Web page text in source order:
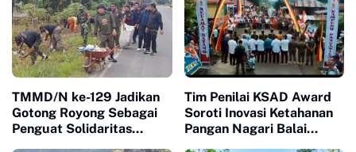
TMMD/N ke-129 Jadikan
Gotong Royong Sebagai
Penguat Solidaritas
Tim Penilai KSAD Award
Soroti Inovasi Ketahanan
Pangan Nagari Balai